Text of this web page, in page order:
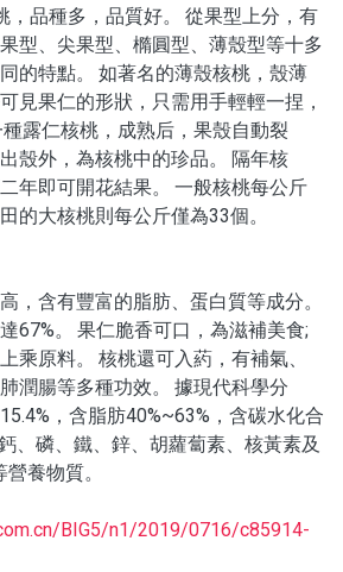
，品種多，品質好。
從果型上分，有
型、尖果型、橢圓型、薄殼型等十多
的特點。
如著名的薄殼核桃，殼薄
見果仁的形狀，只需用手輕輕一捏，
露仁核桃，成熟后，果殼自動裂
殼外，為核桃中的珍品。
隔年核
年即可開花結果。
一般核桃每公斤
的大核桃則每公斤僅為33個。
，含有豐富的脂肪、蛋白質等成分。
67%。 果仁脆香可口，為滋補美食;
乘原料。
核桃還可入葯，有補氣、
潤腸等多種功效。
據現代科學分
15.4% ，含脂肪40%~63% ，含碳水化合
、磷、鐵、鋅、胡蘿蔔素、核黃素及
營養物質。
BIG5/n1/2019/0716/c85914-